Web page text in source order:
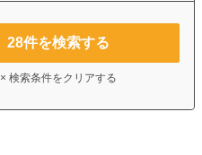
28件を検索する
× 検索条件をクリアする